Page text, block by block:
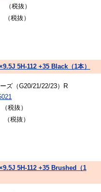
（税抜）
（税抜）
5H-112 +35 Black（1本）
ズ（G20/21/22/23）R
税抜）
（税抜）
5H-112 +35 Brushed（1